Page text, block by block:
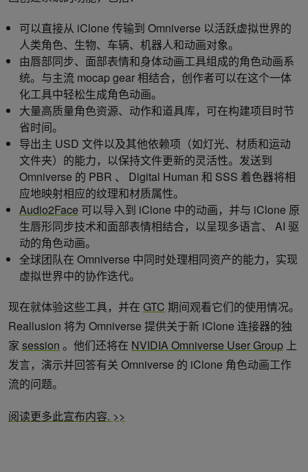
可以直接从 iClone 传输到 Omniverse 以活跃虚拟世界的
人类角色、生物、车辆、机器人和动画对象。
由唇部同步、面部表情和身体动画工具组成的角色动画系
统。与主流 mocap gear 相结合，创作者可以在这个一体
化工具中轻松生成角色动画。
大量高质量角色资源、动作和道具库，可在构建项目时节
省时间。
导出主 USD 文件以及其他依赖项（如灯光、材质和运动
文件夹）的能力，以保持文件更新的灵活性。发送到
Omniverse 的 PBR 、 Digital Human 和 SSS 着色器将相
应地映射相应的纹理和材质属性。
Audio2Face 可以导入到 iClone 中的动画，并与 iClone 原
生唇形同步技术和面部表情相结合，以呈现多语言、 AI 驱
动的角色动画。
全球团队在 Omniverse 中同时处理相同资产的能力，实现
虚拟世界中的协作迭代。
现在就体验这些工具，并在 GTC 期间观看它们的使用情况。
Reallusion 将为 Omniverse 提供关于新 iClone 连接器的独
家 session 。他们还将在 NVIDIA Omniverse User Group 上
发言，演示并回答有关 Omniverse 的 iClone 角色动画工作
流的问题。
阅读更多此宣布内容. >>